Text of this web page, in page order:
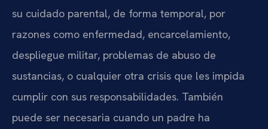
su cuidado parental, de forma temporal, por
razones como enfermedad, encarcelamiento,
despliegue militar, problemas de abuso de
sustancias, o cualquier otra crisis que les impida
cumplir con sus responsabilidades. También
puede ser necesaria cuando un padre ha